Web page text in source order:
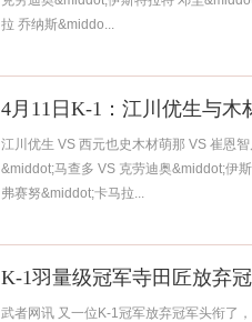
拉 乔纳斯&middo...
4月11日K-1：江川优生与木
江川优生 VS 西元也史木材萌那 VS 崔恩
&middot;马查多 VS 克劳迪奥&middot;伊
弗赛努&middot;卡马拉...
K-1羽量级冠军寺田匠放弃
武者网讯 又一位K-1冠军放弃冠军头衔了